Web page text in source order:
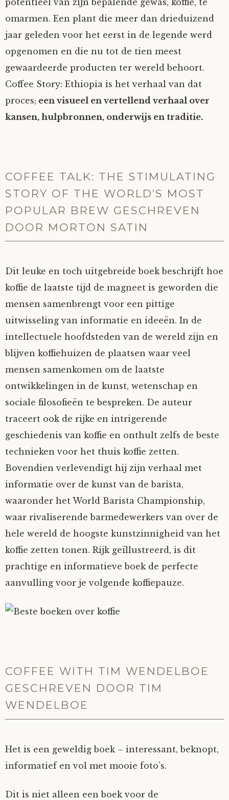
omarmen. Een plant die meer dan drieduizend
jaar geleden voor het eerst in de legende werd
opgenomen en die nu tot de tien meest
gewaardeerde producten ter wereld behoort.
Coffee Story: Ethiopia is het verhaal van dat
proces; een visueel en vertellend verhaal over
kansen, hulpbronnen, onderwijs en traditie.
COFFEE TALK: THE STIMULATING
STORY OF THE WORLD’S MOST
POPULAR BREW GESCHREVEN
DOOR MORTON SATIN
Dit leuke en toch uitgebreide boek beschrijft hoe
koffie de laatste tijd de magneet is geworden die
mensen samenbrengt voor een pittige
uitwisseling van informatie en ideeën. In de
intellectuele hoofdsteden van de wereld zijn en
blijven koffiehuizen de plaatsen waar veel
mensen samenkomen om de laatste
ontwikkelingen in de kunst, wetenschap en
sociale filosofieën te bespreken. De auteur
traceert ook de rijke en intrigerende
geschiedenis van koffie en onthult zelfs de beste
technieken voor het thuis koffie zetten.
Bovendien verlevendigt hij zijn verhaal met
informatie over de kunst van de barista,
waaronder het World Barista Championship,
waar rivaliserende barmedewerkers van over de
hele wereld de hoogste kunstzinnigheid van het
koffie zetten tonen. Rijk geïllustreerd, is dit
prachtige en informatieve boek de perfecte
aanvulling voor je volgende koffiepauze.
COFFEE WITH TIM WENDELBOE
GESCHREVEN DOOR TIM
WENDELBOE
Het is een geweldig boek – interessant, beknopt,
informatief en vol met mooie foto’s.
Dit is niet alleen een boek voor de